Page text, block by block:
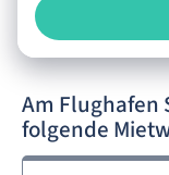
Am Flughafen
folgende